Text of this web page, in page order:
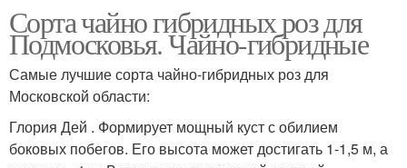
Сорта чайно гибридных роз для
Подмосковья. Чайно-гибридные
Самые лучшие сорта чайно-гибридных роз для
Московской области:
Глория Дей . Формирует мощный куст с обилием
боковых побегов. Его высота может достигать 1-1,5 м, а